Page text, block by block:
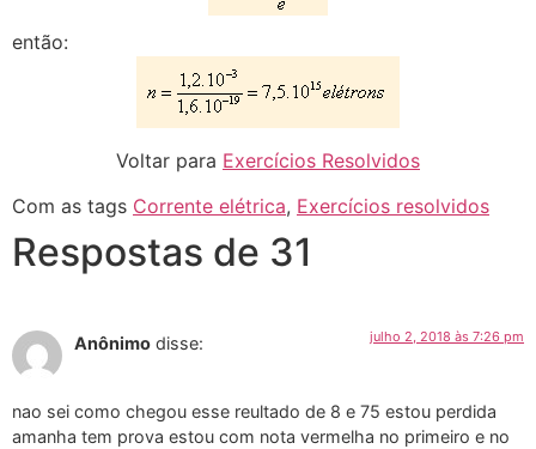
então:
Voltar para Exercícios Resolvidos
Com as tags Corrente elétrica, Exercícios resolvidos
Respostas de 31
Anônimo disse: julho 2, 2018 às 7:26 pm
nao sei como chegou esse reultado de 8 e 75 estou perdida
amanha tem prova estou com nota vermelha no primeiro e no